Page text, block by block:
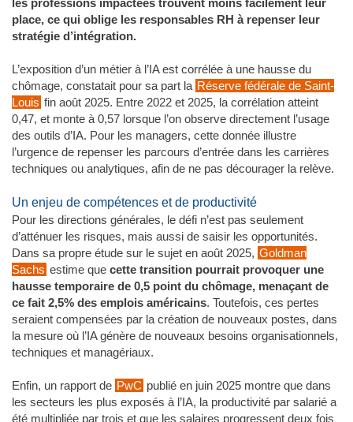
les professions impactées trouvent moins facilement leur
place, ce qui oblige les responsables RH à repenser leur
stratégie d’intégration.
L’exposition d’un métier à l’IA est corrélée à une hausse du
chômage, constatait pour sa part la Réserve fédérale de Saint-
Louis fin août 2025. Entre 2022 et 2025, la corrélation atteint
0,47, et monte à 0,57 lorsque l’on observe directement l’usage
des outils d’IA. Pour les managers, cette donnée illustre
l’urgence de repenser les parcours d’entrée dans les carrières
techniques ou analytiques, afin de ne pas décourager la relève.
Un enjeu de compétences et de productivité
Pour les directions générales, le défi n’est pas seulement
d’atténuer les risques, mais aussi de saisir les opportunités.
Dans sa propre étude sur le sujet en août 2025, Goldman
Sachs estime que cette transition pourrait provoquer une
hausse temporaire de 0,5 point du chômage, menaçant de
ce fait 2,5% des emplois américains. Toutefois, ces pertes
seraient compensées par la création de nouveaux postes, dans
la mesure où l’IA génère de nouveaux besoins organisationnels,
techniques et managériaux.
Enfin, un rapport de PwC publié en juin 2025 montre que dans
les secteurs les plus exposés à l’IA, la productivité par salarié a
été multipliée par trois et que les salaires progressent deux fois